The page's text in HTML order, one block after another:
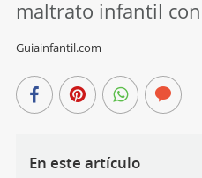
maltrato infantil
Guiainfantil.com
En este artículo